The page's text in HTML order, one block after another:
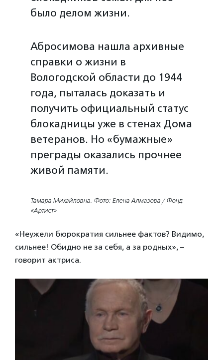
было делом жизни.
Абросимова нашла архивные
справки о жизни в
Вологодской области до 1944
года, пыталась доказать и
получить официальный статус
блокадницы уже в стенах Дома
ветеранов. Но «бумажные»
преграды оказались прочнее
живой памяти.
Тамара Михайловна. Фото: Елена Алмазова / Фонд
«Артист»
«Неужели бюрократия сильнее фактов? Видимо,
сильнее! Обидно не за себя, а за родных», –
говорит актриса.